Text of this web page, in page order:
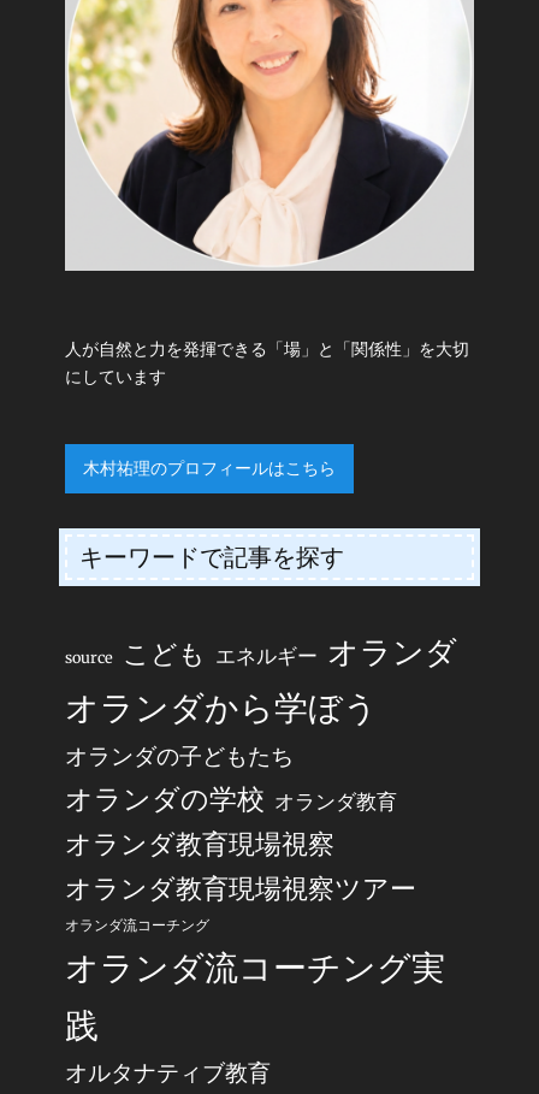
人が自然と力を発揮できる「場」と「関係性」を大切
にしています
木村祐理のプロフィールはこちら
キーワードで記事を探す
source こども エネルギー オランダ
オランダから学ぼう
オランダの子どもたち
オランダの学校 オランダ教育
オランダ教育現場視察
オランダ教育現場視察ツアー
オランダ流コーチング
オランダ流コーチング実
践
オルタナティブ教育